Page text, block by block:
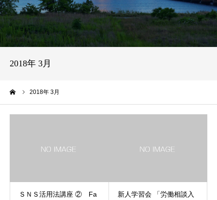
2018年 3月
2018年 3月
ＳＮＳ活用法講座 ② Fa
新人学習会 「労働相談入
決議・声明・意見書